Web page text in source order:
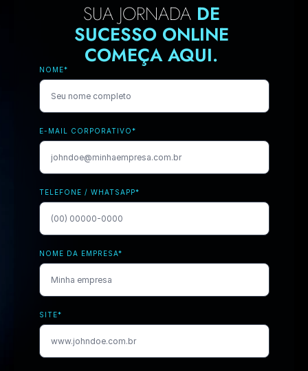
NOME*
E-MAIL CORPORATIVO*
TELEFONE / WHATSAPP*
NOME DA EMPRESA*
SITE*
SUA JORNADA DE
SUCESSO ONLINE
COMEÇA AQUI.